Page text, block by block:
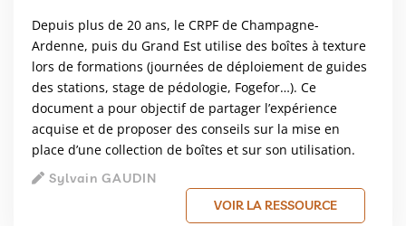
Depuis plus de 20 ans, le CRPF de Champagne-
Ardenne, puis du Grand Est utilise des boîtes à texture
lors de formations (journées de déploiement de guides
des stations, stage de pédologie, Fogefor…). Ce
document a pour objectif de partager l’expérience
acquise et de proposer des conseils sur la mise en
place d’une collection de boîtes et sur son utilisation.
Sylvain GAUDIN
VOIR LA RESSOURCE